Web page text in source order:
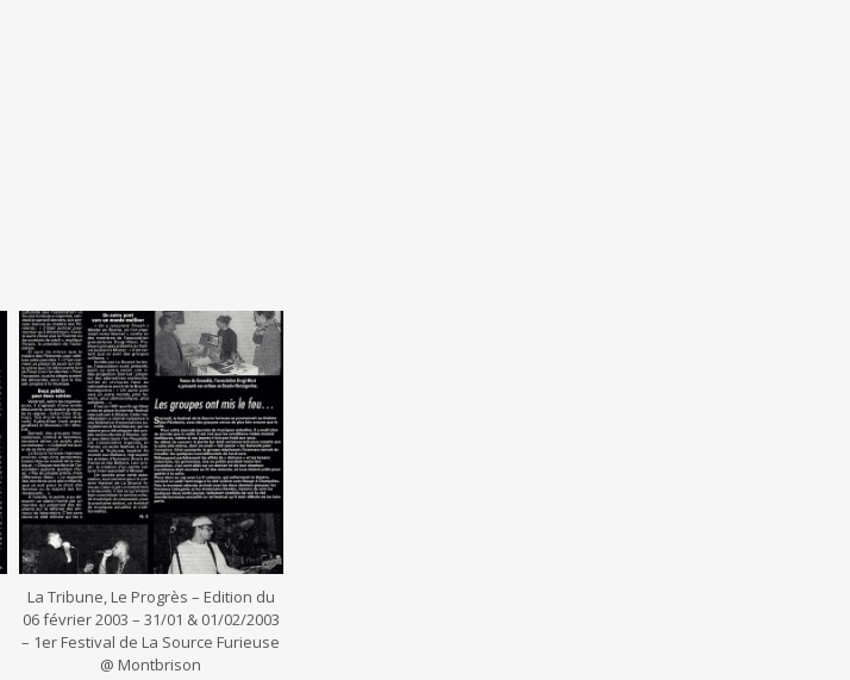
La Tribune, Le Progrès – Edition du
06 février 2003 – 31/01 & 01/02/2003
– 1er Festival de La Source Furieuse
@ Montbrison